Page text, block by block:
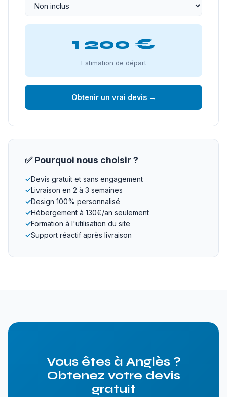
1 200 €
Estimation de départ
Obtenir un vrai devis →
✅ Pourquoi nous choisir ?
✓Devis gratuit et sans engagement
✓Livraison en 2 à 3 semaines
✓Design 100% personnalisé
✓Hébergement à 130€/an seulement
✓Formation à l'utilisation du site
✓Support réactif après livraison
Vous êtes à Anglès ?
Obtenez votre devis
gratuit